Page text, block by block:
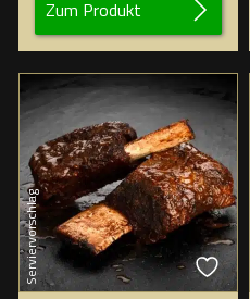
Zum Produkt
Serviervorschlag